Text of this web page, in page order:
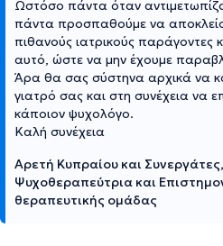
Ωστόσο πάντα όταν
πάντα προσπαθούμε να
πιθανούς ιατρικούς παράγοντες
αυτό, ώστε να μην έχουμε
Άρα θα σας σύστηνα αρχικά να
γιατρό σας και στη συνέχεια να
κάποιον ψυχολόγο.
Καλή συνέχεια
Αρετή Κυπραίου και
Ψυχοθεραπεύτρια και
θεραπευτικής ομάδας